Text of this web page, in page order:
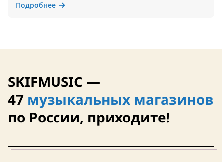
Подробнее
SKIFMUSIC —
47 музыкальных магазинов
по России, приходите!